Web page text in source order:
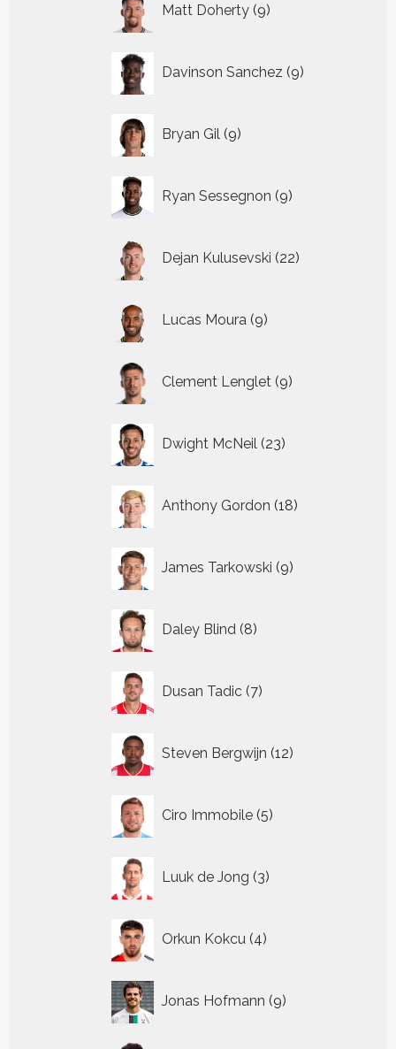
Matt Doherty 9
producten
Davinson Sanchez 9
producten
Bryan Gil 9
producten
Ryan Sessegnon 9
producten
Dejan Kulusevski 22
producten
Lucas Moura 9
producten
Clement Lenglet 9
producten
Dwight McNeil 23
producten
Anthony Gordon 18
producten
James Tarkowski 9
producten
Daley Blind 8
producten
Dusan Tadic 7
producten
Steven Bergwijn 12
producten
Ciro Immobile 5
producten
Luuk de Jong 3
producten
Orkun Kokcu 4
producten
Jonas Hofmann 9
producten